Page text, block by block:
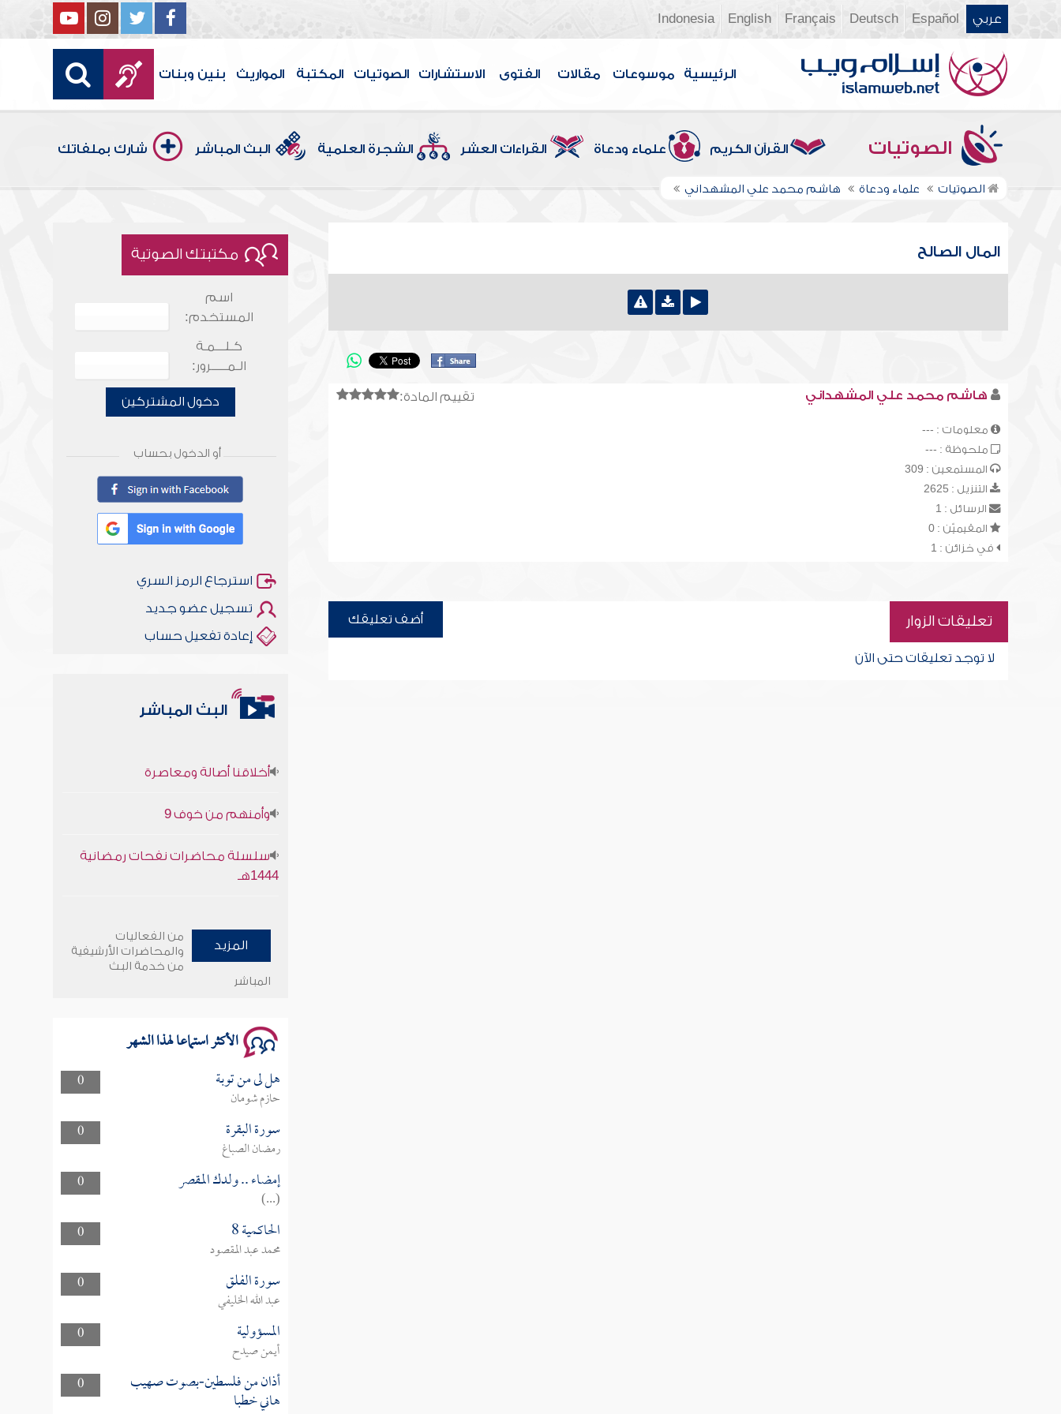
عربي Español
Deutsch
Français
English
Indonesia
الرئيسية موسوعات مقالات الفتوى الاستشارات الصوتيات المكتبة المواريث بنين وبنات
الصوتيات القرآن الكريم علماء ودعاة القراءات العشر الشجرة العلمية البث المباشر شارك بملفاتك
الصوتيات علماء ودعاة هاشم محمد علي المشهداني
المال الصالح
تقييم المادة: هاشم محمد علي المشهداني
معلومات : ---
ملحوظة : ---
المستمعين : 309
التنزيل : 2625
الرسائل : 1
المقيميّن : 0
في خزائن : 1
تعليقات الزوار أضف تعليقك
لا توجد تعليقات حتى الآن
مكتبتك الصوتية
اسم
المستخدم:
كـلـــمـة
الـمـــــرور:
دخول المشتركين
أو الدخول بحساب
استرجاع الرمز السري
تسجيل عضو جديد
إعادة تفعيل حساب
البث المباشر
1444هـ
وأمنهم من خوف 9
سلسلة محاضرات نفحات رمضانية
المزيد
من الفعاليات
والمحاضرات الأرشيفية
من خدمة البث
المباشر
الأكثر استماعا لهذا الشهر
0 هل لى من توبة
حازم شومان
0
سورة البقرة
رمضان الصباغ
0
إمضاء .. ولدك المقصر
(...)
0
الحاكمية 8
محمد عبد المقصود
0
سورة الفلق
عبد الله الخليفي
0
المسؤولية
أيمن صيدح
0
أذان من فلسطين-بصوت صهيب
هاني خطبا